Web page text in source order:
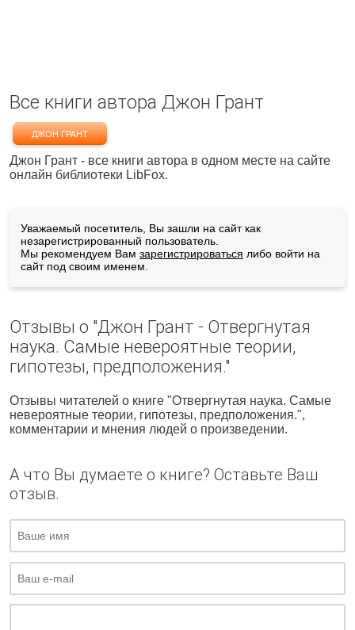
Все книги автора Джон Грант
ДЖОН ГРАНТ
Джон Грант - все книги автора в одном месте на сайте
онлайн библиотеки LibFox.
Уважаемый посетитель, Вы зашли на сайт как
незарегистрированный пользователь.
Мы рекомендуем Вам зарегистрироваться либо войти на
сайт под своим именем.
Отзывы о "Джон Грант - Отвергнутая
наука. Самые невероятные теории,
гипотезы, предположения."
Отзывы читателей о книге "Отвергнутая наука. Самые
невероятные теории, гипотезы, предположения.",
комментарии и мнения людей о произведении.
А что Вы думаете о книге? Оставьте Ваш
отзыв.